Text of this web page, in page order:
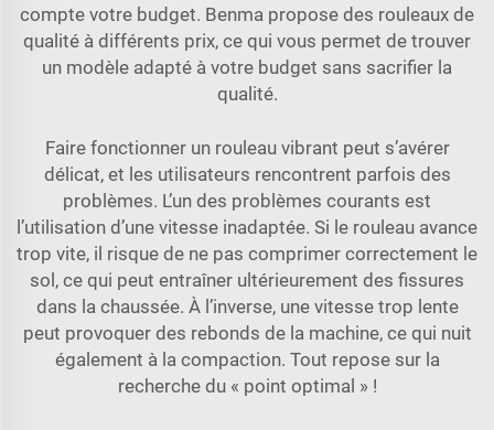
compte votre budget. Benma propose des rouleaux de
qualité à différents prix, ce qui vous permet de trouver
un modèle adapté à votre budget sans sacrifier la
qualité.
Faire fonctionner un rouleau vibrant peut s’avérer
délicat, et les utilisateurs rencontrent parfois des
problèmes. L’un des problèmes courants est
l’utilisation d’une vitesse inadaptée. Si le rouleau avance
trop vite, il risque de ne pas comprimer correctement le
sol, ce qui peut entraîner ultérieurement des fissures
dans la chaussée. À l’inverse, une vitesse trop lente
peut provoquer des rebonds de la machine, ce qui nuit
également à la compaction. Tout repose sur la
recherche du « point optimal » !